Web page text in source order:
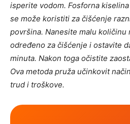
isperite vodom. Fosforna
se može koristiti za čišćenje
površina. Nanesite malu količinu
određeno za čišćenje i ostavite
minuta. Nakon toga očistite
Ova metoda pruža učinkovit
trud i troškove.